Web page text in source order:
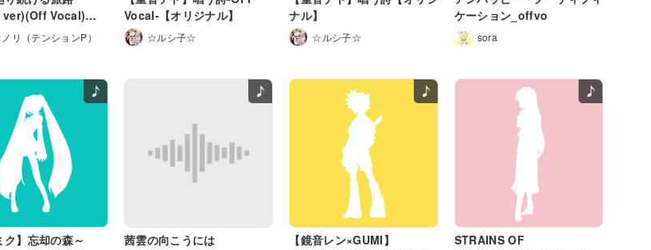
Vocal)
ナル】
リ（テンションP）
Vocal-【オリジナル】
☆ルシ子☆
ナル】
☆ルシ子☆
ケーション_offvo
sora
ク】忘却の森～
茜雲の向こうには
【鏡音レン×GUMI】
STRAINS OF